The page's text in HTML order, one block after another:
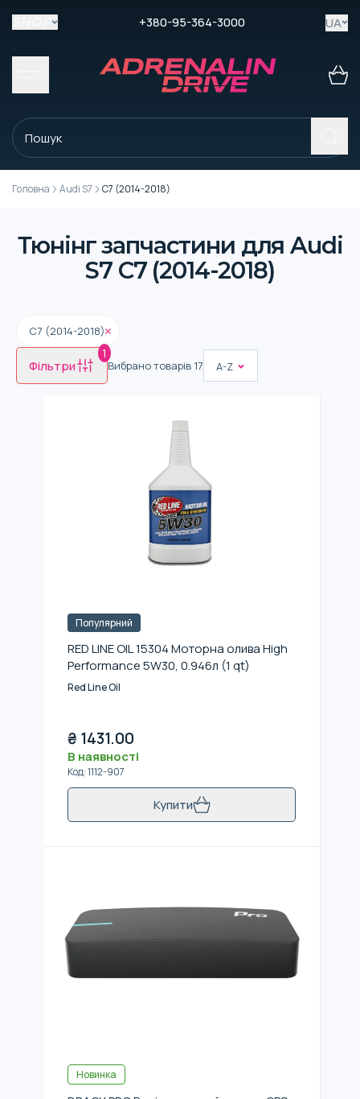
+380-95-364-3000 UA
Головна Audi S7 C7 (2014-2018)
Тюнінг запчастини для Audi
S7 C7 (2014-2018)
C7 (2014-2018)
Фільтри
1
Вибрано товарів 17 A-Z
Популярний
RED LINE OIL 15304 Моторна олива High
Performance 5W30, 0.946л (1 qt)
Red Line Oil
₴ 1431.00
В наявності
Код:1112-907
Купити
Новинка